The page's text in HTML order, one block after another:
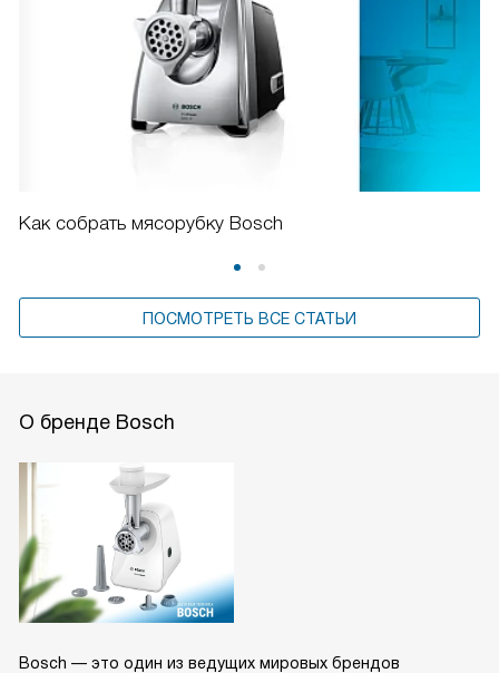
Как собрать мясорубку Bosch
ПОСМОТРЕТЬ ВСЕ СТАТЬИ
О бренде Bosch
Bosch — это один из ведущих мировых брендов